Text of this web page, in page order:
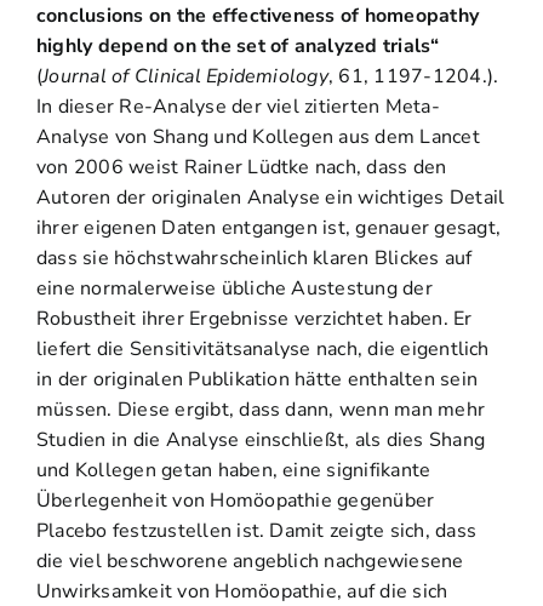
conclusions on the effectiveness of homeopathy
highly depend on the set of analyzed trials“
(Journal of Clinical Epidemiology, 61, 1197-1204.).
In dieser Re-Analyse der viel zitierten Meta-
Analyse von Shang und Kollegen aus dem Lancet
von 2006 weist Rainer Lüdtke nach, dass den
Autoren der originalen Analyse ein wichtiges Detail
ihrer eigenen Daten entgangen ist, genauer gesagt,
dass sie höchstwahrscheinlich klaren Blickes auf
eine normalerweise übliche Austestung der
Robustheit ihrer Ergebnisse verzichtet haben. Er
liefert die Sensitivitätsanalyse nach, die eigentlich
in der originalen Publikation hätte enthalten sein
müssen. Diese ergibt, dass dann, wenn man mehr
Studien in die Analyse einschließt, als dies Shang
und Kollegen getan haben, eine signifikante
Überlegenheit von Homöopathie gegenüber
Placebo festzustellen ist. Damit zeigte sich, dass
die viel beschworene angeblich nachgewiesene
Unwirksamkeit von Homöopathie, auf die sich